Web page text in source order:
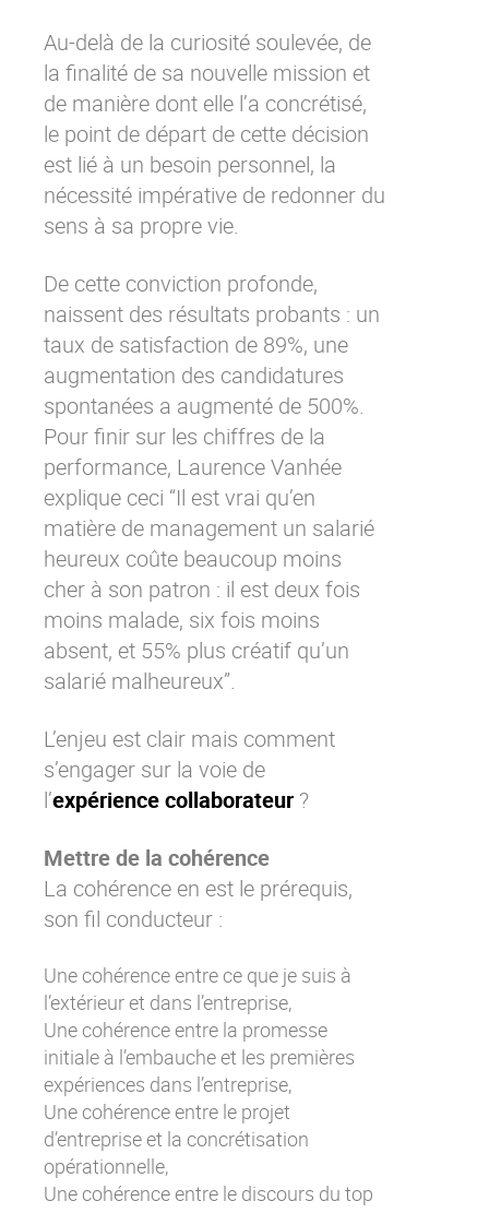
Au-delà de la curiosité soulevée, de
la finalité de sa nouvelle mission et
de manière dont elle l’a concrétisé,
le point de départ de cette décision
est lié à un besoin personnel, la
nécessité impérative de redonner du
sens à sa propre vie.
De cette conviction profonde,
naissent des résultats probants : un
taux de satisfaction de 89%, une
augmentation des candidatures
spontanées a augmenté de 500%.
Pour finir sur les chiffres de la
performance, Laurence Vanhée
explique ceci “Il est vrai qu’en
matière de management un salarié
heureux coûte beaucoup moins
cher à son patron : il est deux fois
moins malade, six fois moins
absent, et 55% plus créatif qu’un
salarié malheureux”.
L’enjeu est clair mais comment
s’engager sur la voie de
l’expérience collaborateur ?
Mettre de la cohérence
La cohérence en est le prérequis,
son fil conducteur :
Une cohérence entre ce que je suis à
l’extérieur et dans l’entreprise,
Une cohérence entre la promesse
initiale à l’embauche et les premières
expériences dans l’entreprise,
Une cohérence entre le projet
d’entreprise et la concrétisation
opérationnelle,
Une cohérence entre le discours du top